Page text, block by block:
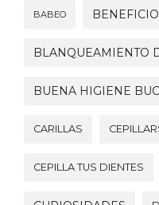
BABEO
BLANQUEAMIENTO
BUENA HIGIENE
CARILLAS
CEPILLA TUS DIENTES